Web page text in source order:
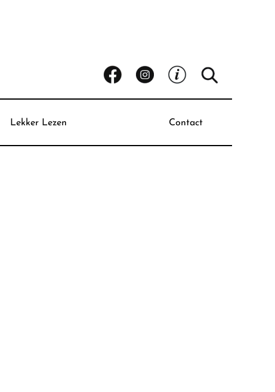
Lekker Lezen Contact